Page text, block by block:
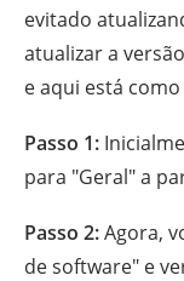
evitado
atualizar a
e aqui está
Passo 1:
para "Geral" a
Passo 2:Agora,
de software" e